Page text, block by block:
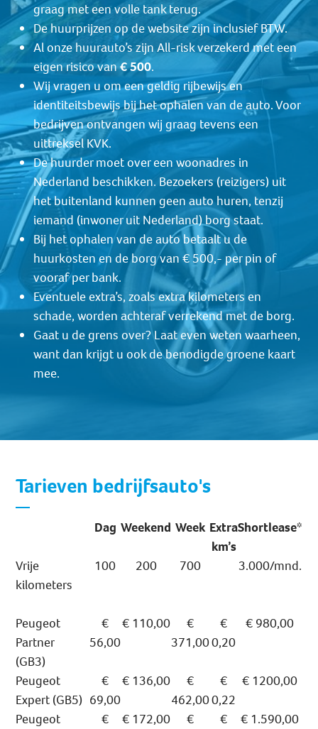
graag met een volle tank terug.
De huurprijzen op de website zijn inclusief BTW.
Al onze huurauto’s zijn All-risk verzekerd met een
eigen risico van€ 500.
Wij vragen u om een geldig rijbewijs en
identiteitsbewijs bij het ophalen van de auto. Voor
bedrijven ontvangen wij graag tevens een
uittreksel KVK.
De huurder moet over een woonadres in
Nederland beschikken. Bezoekers (reizigers) uit
het buitenland kunnen geen auto huren, tenzij
iemand (inwoner uit Nederland) borg staat.
Bij het ophalen van de auto betaalt u de
huurkosten en de borg van € 500,- per pin of
vooraf per bank.
Eventuele extra’s, zoals extra kilometers en
schade, worden achteraf verrekend met de borg.
Gaat u de grens over? Laat even weten waarheen,
want dan krijgt u ook de benodigde groene kaart
mee.
Tarieven bedrijfsauto's
Dag Weekend Week Extra
km’s
Shortlease*
Vrije
kilometers
100 200 700 3.000/mnd.
Peugeot
Partner
(GB3)
€
56,00
€ 110,00
€
371,00
€
0,20
€ 980,00
Peugeot
Expert (GB5)
€
69,00
€ 136,00
€
462,00
€
0,22
€ 1200,00
Peugeot € € 172,00 € € € 1.590,00